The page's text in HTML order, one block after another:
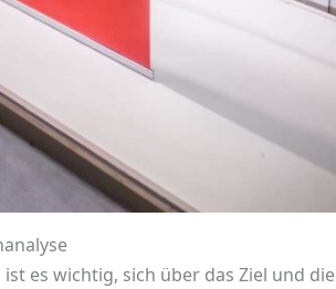
es wichtig, sich über das Ziel und die